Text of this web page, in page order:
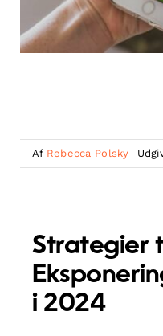
Af Rebecca Polsky
Strategier
i 2024